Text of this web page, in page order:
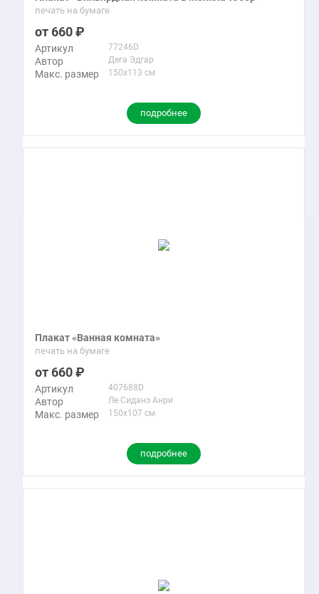
печать на бумаге
660
Артикул 77246D
Автор Дега Эдгар
Макс. размер 150x113 см
подробнее
Плакат «Ванная комната»
печать на бумаге
660
Артикул 407688D
Автор Ле Сиданэ Анри
Макс. размер 150x107 см
подробнее